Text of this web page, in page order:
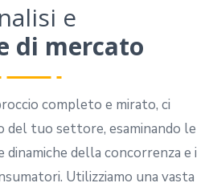
e
di mercato
completo e mirato, ci
del tuo settore, esaminando le
della concorrenza e i
Utilizziamo una vasta